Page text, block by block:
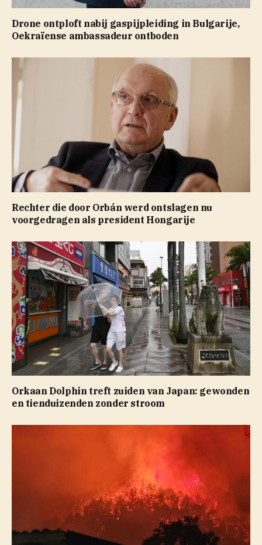
Drone ontploft nabij gaspijpleiding in Bulgarije,
Oekraïense ambassadeur ontboden
Rechter die door Orbán werd ontslagen nu
voorgedragen als president Hongarije
Orkaan Dolphin treft zuiden van Japan: gewonden
en tienduizenden zonder stroom